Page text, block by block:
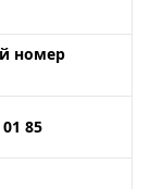
номер
85